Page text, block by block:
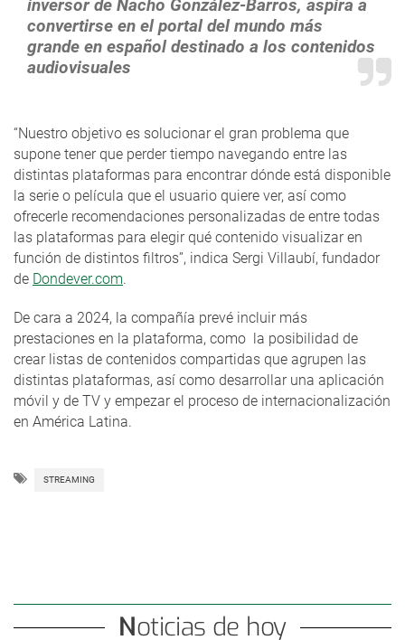
inversor de Nacho González-Barros, aspira a
convertirse en el portal del mundo más
grande en español destinado a los contenidos
audiovisuales
“Nuestro objetivo es solucionar el gran problema que
supone tener que perder tiempo navegando entre las
distintas plataformas para encontrar dónde está disponible
la serie o película que el usuario quiere ver, así como
ofrecerle recomendaciones personalizadas de entre todas
las plataformas para elegir qué contenido visualizar en
función de distintos filtros”, indica Sergi Villaubí, fundador
de Dondever.com.
De cara a 2024, la compañía prevé incluir más
prestaciones en la plataforma, como la posibilidad de
crear listas de contenidos compartidas que agrupen las
distintas plataformas, así como desarrollar una aplicación
móvil y de TV y empezar el proceso de internacionalización
en América Latina.
STREAMING
Noticias de hoy